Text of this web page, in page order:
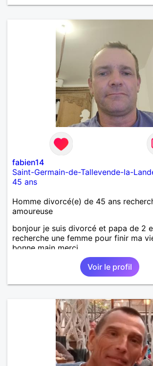
fabien14
Saint-Germain-de-Tallevende-la-
45 ans
Homme divorcé(e) de 45 ans
amoureuse
bonjour je suis divorcé et papa de 2
recherche une femme pour finir ma
bonne main merci
Voir le profil